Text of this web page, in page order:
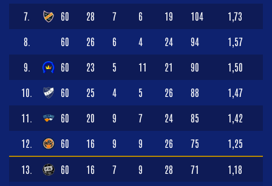
7. 60 28 7 6 19 104 1,73
8. 60 26 6 4 24 94 1,57
9. 60 23 5 11 21 90 1,50
10. 60 25 4 5 26 88 1,47
11. 60 20 9 7 24 85 1,42
12. 60 16 9 9 26 75 1,25
13. 60 16 7 9 28 71 1,18